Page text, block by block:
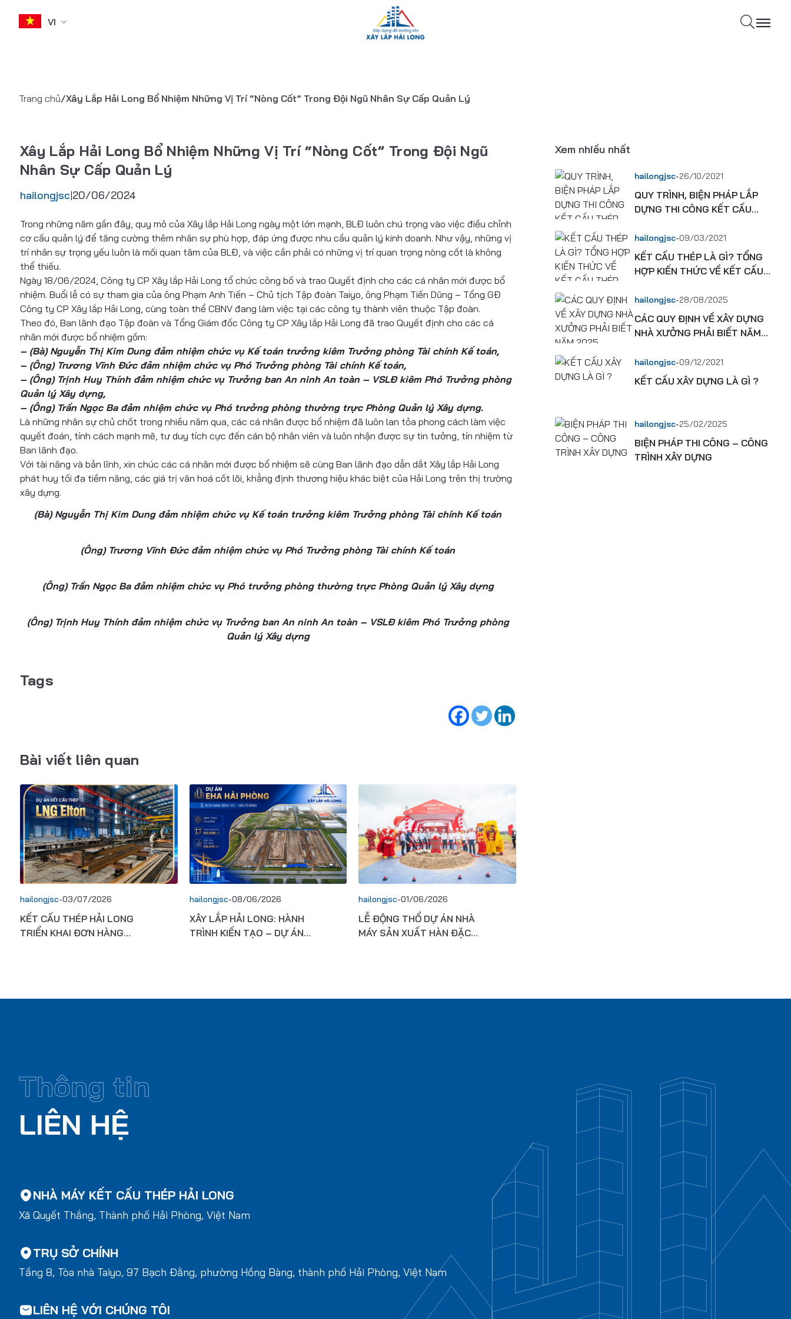
content
VI
Trang chủ/Xây Lắp Hải Long Bổ Nhiệm Những Vị Trí “Nòng Cốt” Trong Đội Ngũ Nhân Sự Cấp Quản Lý
Xây Lắp Hải Long Bổ Nhiệm Những Vị Trí “Nòng Cốt” Trong Đội Ngũ
Nhân Sự Cấp Quản Lý
hailongjsc|20/06/2024
Trong những năm gần đây, quy mô của Xây lắp Hải Long ngày một lớn mạnh, BLĐ luôn chú trọng vào việc điều chỉnh
cơ cấu quản lý để tăng cường thêm nhân sự phù hợp, đáp ứng được nhu cầu quản lý kinh doanh. Như vậy, những vị
trí nhân sự trọng yếu luôn là mối quan tâm của BLĐ, và việc cần phải có những vị trí quan trọng nòng cốt là không
thể thiếu.
Ngày 18/06/2024, Công ty CP Xây lắp Hải Long tổ chức công bố và trao Quyết định cho các cá nhân mới được bổ
nhiệm. Buổi lễ có sự tham gia của ông Phạm Anh Tiến – Chủ tịch Tập đoàn Taiyo, ông Phạm Tiến Dũng – Tổng GĐ
Công ty CP Xây lắp Hải Long, cùng toàn thể CBNV đang làm việc tại các công ty thành viên thuộc Tập đoàn.
Theo đó, Ban lãnh đạo Tập đoàn và Tổng Giám đốc Công ty CP Xây lắp Hải Long đã trao Quyết định cho các cá
nhân mới được bổ nhiệm gồm:
– (Bà) Nguyễn Thị Kim Dung đảm nhiệm chức vụ Kế toán trưởng kiêm Trưởng phòng Tài chính Kế toán,
– (Ông) Trương Vĩnh Đức đảm nhiệm chức vụ Phó Trưởng phòng Tài chính Kế toán,
– (Ông) Trịnh Huy Thính đảm nhiệm chức vụ Trưởng ban An ninh An toàn – VSLĐ kiêm Phó Trưởng phòng
Quản lý Xây dựng,
– (Ông) Trần Ngọc Ba đảm nhiệm chức vụ Phó trưởng phòng thường trực Phòng Quản lý Xây dựng.
Là những nhân sự chủ chốt trong nhiều năm qua, các cá nhân được bổ nhiệm đã luôn lan tỏa phong cách làm việc
quyết đoán, tính cách mạnh mẽ, tư duy tích cực đến cán bộ nhân viên và luôn nhận được sự tin tưởng, tín nhiệm từ
Ban lãnh đạo.
Với tài năng và bản lĩnh, xin chúc các cá nhân mới được bổ nhiệm sẽ cùng Ban lãnh đạo dẫn dắt Xây lắp Hải Long
phát huy tối đa tiềm năng, các giá trị văn hoá cốt lõi, khẳng định thương hiệu khác biệt của Hải Long trên thị trường
xây dựng.
(Bà) Nguyễn Thị Kim Dung đảm nhiệm chức vụ Kế toán trưởng kiêm Trưởng phòng Tài chính Kế toán
(Ông) Trương Vĩnh Đức đảm nhiệm chức vụ Phó Trưởng phòng Tài chính Kế toán
(Ông) Trần Ngọc Ba đảm nhiệm chức vụ Phó trưởng phòng thường trực Phòng Quản lý Xây dựng
(Ông) Trịnh Huy Thính đảm nhiệm chức vụ Trưởng ban An ninh An toàn – VSLĐ kiêm Phó Trưởng phòng
Quản lý Xây dựng
Tags
Bài viết liên quan
hailongjsc-03/07/2026
KẾT CẤU THÉP HẢI LONG
TRIỂN KHAI ĐƠN HÀNG
hailongjsc-08/06/2026
XÂY LẮP HẢI LONG: HÀNH
TRÌNH KIẾN TẠO – DỰ ÁN
hailongjsc-01/06/2026
LỄ ĐỘNG THỔ DỰ ÁN NHÀ
MÁY SẢN XUẤT HÀN ĐẶC
Xem nhiều nhất
hailongjsc-26/10/2021
QUY TRÌNH, BIỆN PHÁP LẮP
DỰNG THI CÔNG KẾT CẤU
NGHIỆP
hailongjsc-09/03/2021
KẾT CẤU THÉP LÀ GÌ? TỔNG
HỢP KIẾN THỨC VỀ KẾT CẤU
hailongjsc-28/08/2025
CÁC QUY ĐỊNH VỀ XÂY DỰNG
NHÀ XƯỞNG PHẢI BIẾT NĂM
hailongjsc-09/12/2021
KẾT CẤU XÂY DỰNG LÀ GÌ ?
hailongjsc-25/02/2025
BIỆN PHÁP THI CÔNG – CÔNG
TRÌNH XÂY DỰNG
Thông tin
LIÊN HỆ
NHÀ MÁY KẾT CẤU THÉP HẢI LONG
Xã Quyết Thắng, Thành phố Hải Phòng, Việt Nam
TRỤ SỞ CHÍNH
Tầng 8, Tòa nhà Taiyo, 97 Bạch Đằng, phường Hồng Bàng, thành phố Hải Phòng, Việt Nam
LIÊN HỆ VỚI CHÚNG TÔI